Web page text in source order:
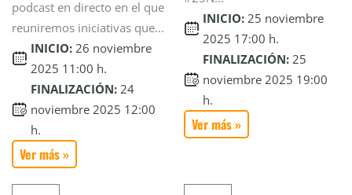
podcast en directo en el que
reuniremos iniciativas que...
INICIO: 26 noviembre
2025 11:00 h.
FINALIZACIÓN: 24
noviembre 2025 12:00
h.
Ver más »
INICIO: 25 noviembre
2025 17:00 h.
FINALIZACIÓN: 25
noviembre 2025 19:00
h.
Ver más »